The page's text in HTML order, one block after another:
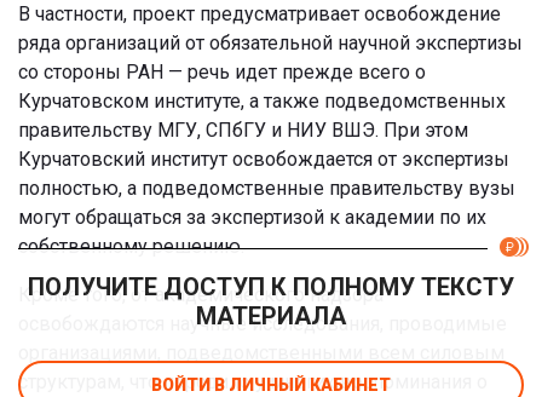
В частности, проект предусматривает освобождение
ряда организаций от обязательной научной экспертизы
со стороны РАН — речь идет прежде всего о
Курчатовском институте, а также подведомственных
правительству МГУ, СПбГУ и НИУ ВШЭ. При этом
Курчатовский институт освобождается от экспертизы
полностью, а подведомственные правительству вузы
могут обращаться за экспертизой к академии по их
собственному решению.
Кроме того, от академического надзора
освобождаются научные исследования, проводимые
структурам, что породило у многих воспоминания о
ПОЛУЧИТЕ ДОСТУП К ПОЛНОМУ ТЕКСТУ
МАТЕРИАЛА
ВОЙТИ В ЛИЧНЫЙ КАБИНЕТ